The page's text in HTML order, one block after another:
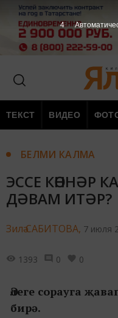
ТЕКСТ ВИДЕО
БЕЛМИ КАЛМА
ЭССЕ КӨННӘР
ДӘВАМ ИТӘР?
Зилә САБИТОВА, 7 июля
1393 0 0
Әлеге сорауга
бирә.
3